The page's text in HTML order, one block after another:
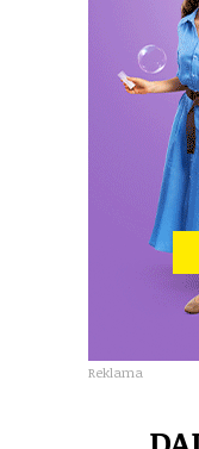
Reklama